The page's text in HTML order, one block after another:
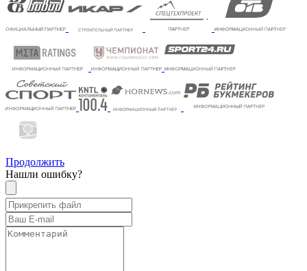
Продолжить
Нашли ошибку?